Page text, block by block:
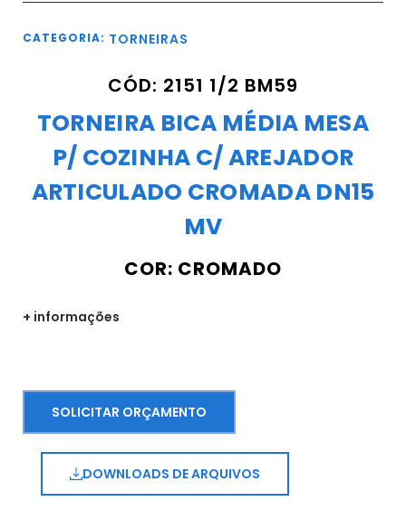
CATEGORIA: TORNEIRAS
CÓD: 2151 1/2 BM59
TORNEIRA BICA MÉDIA MESA
P/ COZINHA C/ AREJADOR
ARTICULADO CROMADA DN15
MV
COR: CROMADO
+ informações
SOLICITAR ORÇAMENTO
DOWNLOADS DE ARQUIVOS